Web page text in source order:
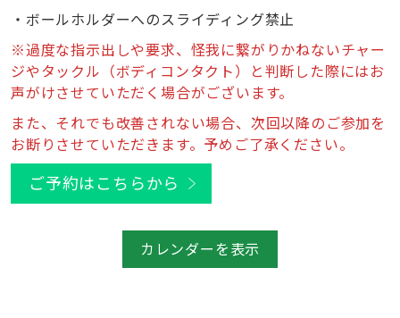
・ボールホルダーへのスライディング禁止
※過度な指示出しや要求、怪我に繋がりかねないチャー
ジやタックル（ボディコンタクト）と判断した際にはお
声がけさせていただく場合がございます。
また、それでも改善されない場合、次回以降のご参加を
お断りさせていただきます。予めご了承ください。
ご予約はこちらから
カレンダーを表示